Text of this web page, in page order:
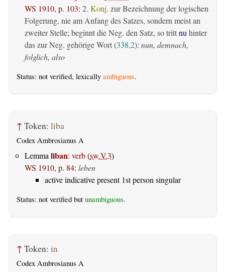
WS 1910, p. 103: 2. Konj. zur Bezeichnung der logischen
Folgerung, nie am Anfang des Satzes, sondern meist an
zweiter Stelle; beginnt die Neg. den Satz, so trittnu hinter
das zur Neg. gehörige Wort (338,2): nun, demnach,
folglich, also
Status: not verified, lexically ambiguous.
↑ Token: liba
Codex Ambrosianus A
Lemmaliban: verb(sw.V.3)
WS 1910, p. 84: leben
active indicative present 1st person singular
Status: not verified but unambiguous.
↑ Token: in
Codex Ambrosianus A